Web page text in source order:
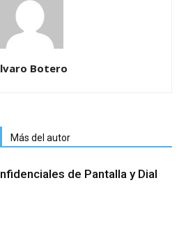
Botero
Más del autor
de Pantalla y Dial